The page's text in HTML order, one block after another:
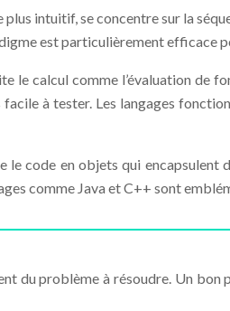
plus intuitif, se concentre sur la
est particulièrement
le calcul comme l’évaluation de
à tester. Les langages
le code en objets qui
comme Java et C++ sont
du problème à résoudre. Un